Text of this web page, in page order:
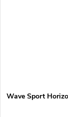
Wave Sport